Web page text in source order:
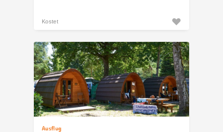
Kostet
Ausflug